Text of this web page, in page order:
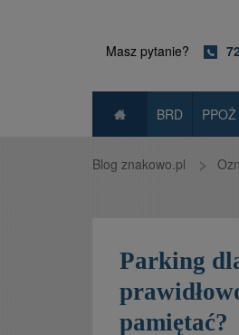
Masz pytanie?
BRD PPOŻ
Blog znakowo.pl
Parking
pamiętać?